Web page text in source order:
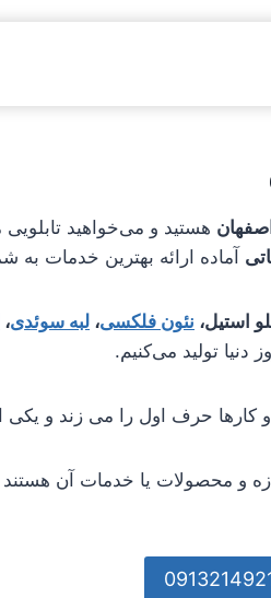
هستید و می‌خواهید تابلویی
آماده ارائه بهترین خدمات
استیل، نئون فلکسی، لبه سوئدی،
دنیا تولید می‌کنیم.
کارها حرف اول را می زند و
و محصولات یا خدمات آن